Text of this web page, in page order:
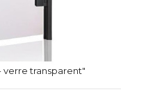
transparent"